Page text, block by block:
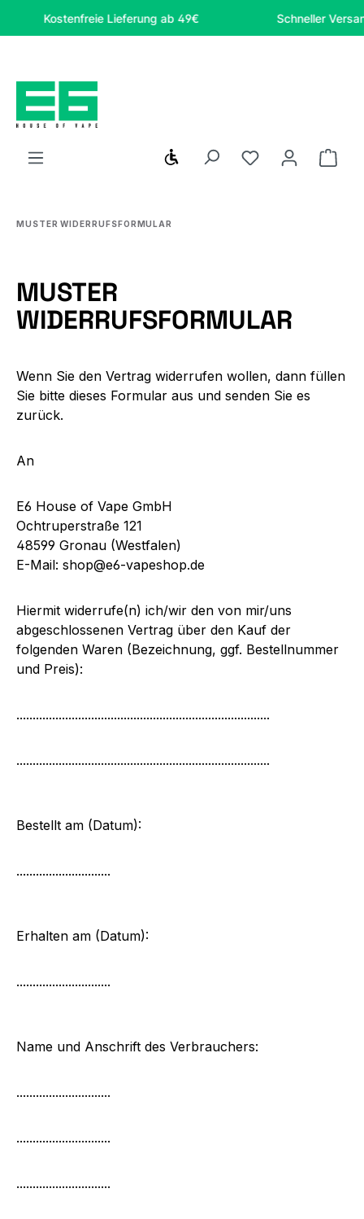
Zum Hauptinhalt springen
Kostenfreie Lieferung ab 49€ Schneller Versand
Werkzeugleiste anzeigen
Du hast 0
MUSTER WIDERRUFSFORMULAR
MUSTER
WIDERRUFSFORMULAR
Wenn Sie den Vertrag widerrufen wollen, dann füllen
Sie bitte dieses Formular aus und senden Sie es
zurück.
An
E6 House of Vape GmbH
Ochtruperstraße 121
48599 Gronau (Westfalen)
E-Mail: shop@e6-vapeshop.de
Hiermit widerrufe(n) ich/wir den von mir/uns
abgeschlossenen Vertrag über den Kauf der
folgenden Waren (Bezeichnung, ggf. Bestellnummer
und Preis):
..............................................................................
..............................................................................
Bestellt am (Datum):
.............................
Erhalten am (Datum):
.............................
Name und Anschrift des Verbrauchers:
.............................
.............................
.............................